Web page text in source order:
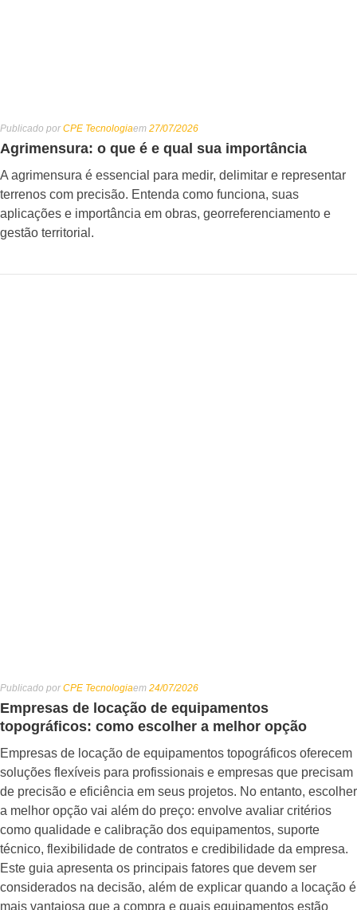
Publicado por CPE Tecnologiaem 27/07/2026
Agrimensura: o que é e qual sua importância
A agrimensura é essencial para medir, delimitar e representar
terrenos com precisão. Entenda como funciona, suas
aplicações e importância em obras, georreferenciamento e
gestão territorial.
Publicado por CPE Tecnologiaem 24/07/2026
Empresas de locação de equipamentos
topográficos: como escolher a melhor opção
Empresas de locação de equipamentos topográficos oferecem
soluções flexíveis para profissionais e empresas que precisam
de precisão e eficiência em seus projetos. No entanto, escolher
a melhor opção vai além do preço: envolve avaliar critérios
como qualidade e calibração dos equipamentos, suporte
técnico, flexibilidade de contratos e credibilidade da empresa.
Este guia apresenta os principais fatores que devem ser
considerados na decisão, além de explicar quando a locação é
mais vantajosa que a compra e quais equipamentos estão